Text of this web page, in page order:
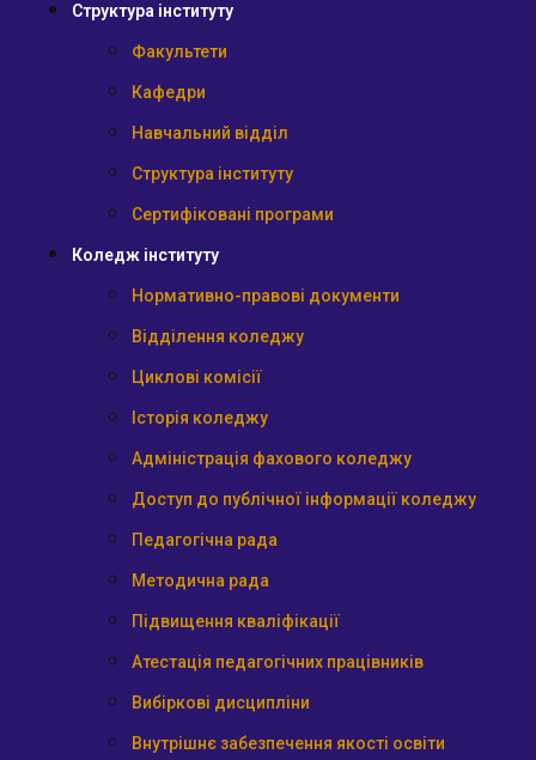
Структура інституту
Факультети
Кафедри
Навчальний відділ
Структура інституту
Сертифіковані програми
Коледж інституту
Нормативно-правові документи
Відділення коледжу
Циклові комісії
Історія коледжу
Адміністрація фахового коледжу
Доступ до публічної інформації коледжу
Педагогічна рада
Методична рада
Підвищення кваліфікації
Атестація педагогічних працівників
Вибіркові дисципліни
Внутрішнє забезпечення якості освіти